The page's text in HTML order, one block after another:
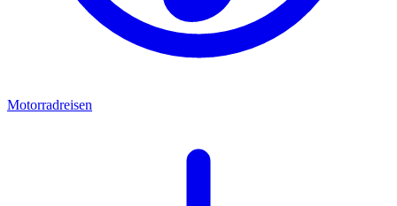
Motorradreisen